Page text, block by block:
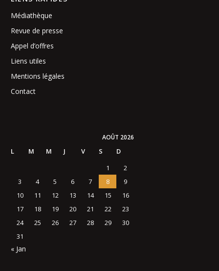
Médiathèque
Revue de presse
Appel d’offres
Liens utiles
Mentions légales
Contact
AOÛT 2026
L M M J V S
D
1
2
3
4 5 6 7 8
9
10
11 12 13 14 15
16
17
18 19 20 21 22
23
24
25 26 27 28 29
30
31
« Jan